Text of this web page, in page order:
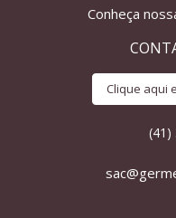
Conheça
Clique aqui
(41)